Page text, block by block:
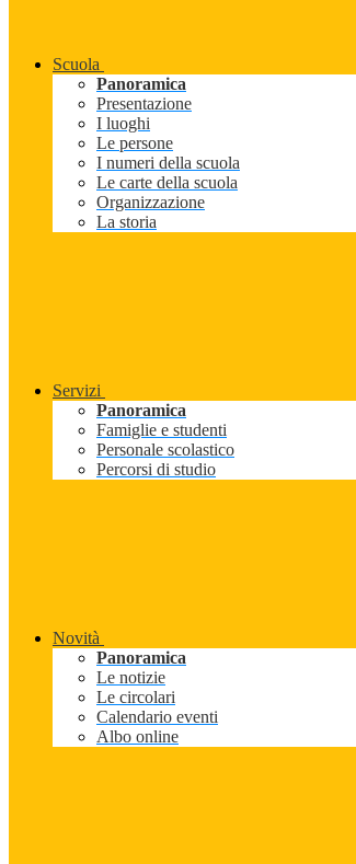
Scuola
Panoramica
Presentazione
I luoghi
Le persone
I numeri della scuola
Le carte della scuola
Organizzazione
La storia
Servizi
Panoramica
Famiglie e studenti
Personale scolastico
Percorsi di studio
Novità
Panoramica
Le notizie
Le circolari
Calendario eventi
Albo online